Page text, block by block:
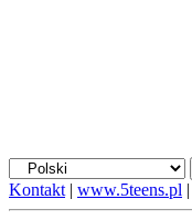
Kontakt | www.5teens.pl |